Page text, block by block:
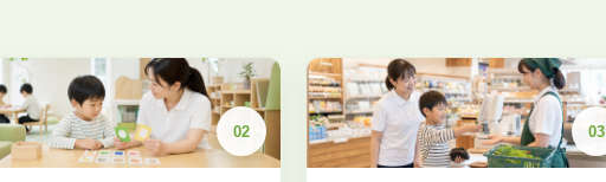
02 03